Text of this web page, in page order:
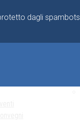
dagli